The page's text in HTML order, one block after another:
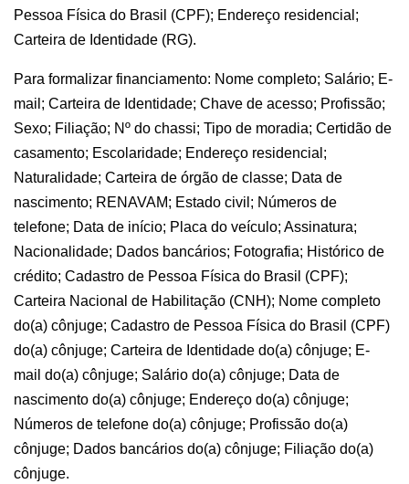
Pessoa Física do Brasil (CPF); Endereço residencial;
Carteira de Identidade (RG).
Para formalizar financiamento: Nome completo; Salário; E-
mail; Carteira de Identidade; Chave de acesso; Profissão;
Sexo; Filiação; Nº do chassi; Tipo de moradia; Certidão de
casamento; Escolaridade; Endereço residencial;
Naturalidade; Carteira de órgão de classe; Data de
nascimento; RENAVAM; Estado civil; Números de
telefone; Data de início; Placa do veículo; Assinatura;
Nacionalidade; Dados bancários; Fotografia; Histórico de
crédito; Cadastro de Pessoa Física do Brasil (CPF);
Carteira Nacional de Habilitação (CNH); Nome completo
do(a) cônjuge; Cadastro de Pessoa Física do Brasil (CPF)
do(a) cônjuge; Carteira de Identidade do(a) cônjuge; E-
mail do(a) cônjuge; Salário do(a) cônjuge; Data de
nascimento do(a) cônjuge; Endereço do(a) cônjuge;
Números de telefone do(a) cônjuge; Profissão do(a)
cônjuge; Dados bancários do(a) cônjuge; Filiação do(a)
cônjuge.